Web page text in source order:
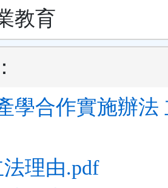
教育
學合作實施辦法
法理由.pdf